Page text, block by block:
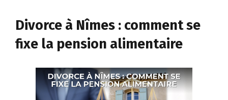
Divorce à Nîmes : comment se
fixe la pension alimentaire